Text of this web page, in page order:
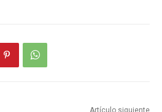
Artículo siguiente